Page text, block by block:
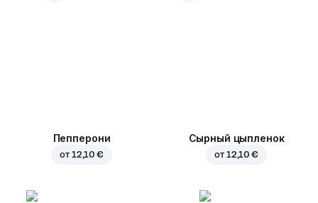
Пепперони
от 12,10 €
Сырный цыпленок
от 12,10 €